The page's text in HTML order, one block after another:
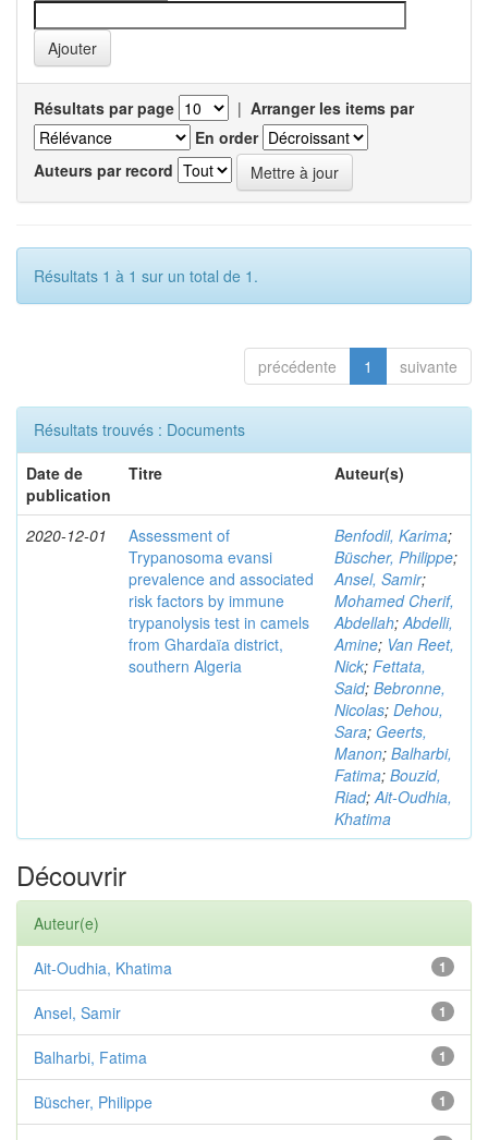
Résultats par page | Arranger les items par
En order
Auteurs par record
Résultats 1 à 1 sur un total de 1.
précédente 1 suivante
Résultats trouvés : Documents
Date de
publication
Titre Auteur(s)
2020-12-01
Assessment of
Trypanosoma evansi
prevalence and associated
risk factors by immune
trypanolysis test in camels
from Ghardaïa district,
southern Algeria
Benfodil, Karima;
Büscher, Philippe;
Ansel, Samir;
Mohamed Cherif,
Abdellah;Abdelli,
Amine; Van Reet,
Nick; Fettata,
Said; Bebronne,
Nicolas; Dehou,
Sara; Geerts,
Manon; Balharbi,
Fatima; Bouzid,
Riad;Ait-Oudhia,
Khatima
Découvrir
Auteur(e)
1
Ait-Oudhia, Khatima
1
Ansel, Samir
1
Balharbi, Fatima
1
Büscher, Philippe